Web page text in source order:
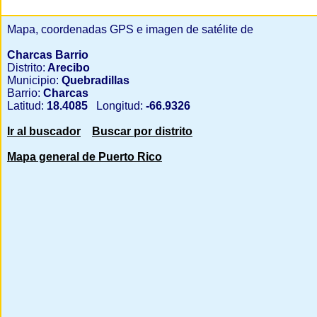
Mapa, coordenadas GPS e imagen de satélite de
Charcas Barrio
Distrito: Arecibo
Municipio: Quebradillas
Barrio: Charcas
Latitud: 18.4085 Longitud: -66.9326
Ir al buscador Buscar por distrito
Mapa general de Puerto Rico